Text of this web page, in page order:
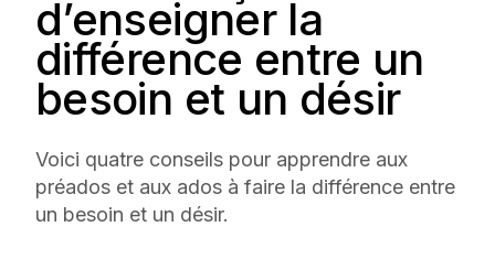
d’enseigner la
différence entre un
besoin et un désir
Voici quatre conseils pour apprendre aux
préados et aux ados à faire la différence entre
un besoin et un désir.